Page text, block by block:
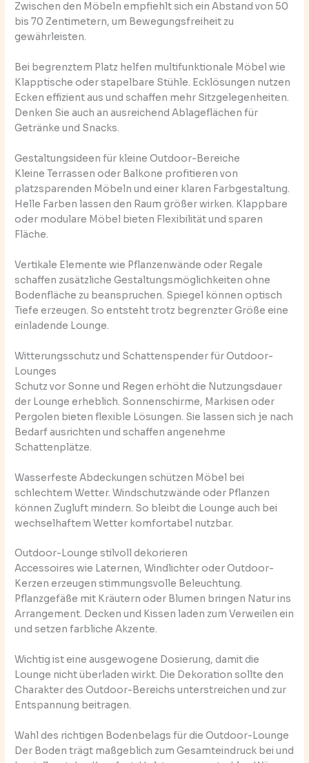
Zwischen den Möbeln empfiehlt sich ein Abstand von 50
bis 70 Zentimetern, um Bewegungsfreiheit zu
gewährleisten.
Bei begrenztem Platz helfen multifunktionale Möbel wie
Klapptische oder stapelbare Stühle. Ecklösungen nutzen
Ecken effizient aus und schaffen mehr Sitzgelegenheiten.
Denken Sie auch an ausreichend Ablageflächen für
Getränke und Snacks.
Gestaltungsideen für kleine Outdoor-Bereiche
Kleine Terrassen oder Balkone profitieren von
platzsparenden Möbeln und einer klaren Farbgestaltung.
Helle Farben lassen den Raum größer wirken. Klappbare
oder modulare Möbel bieten Flexibilität und sparen
Fläche.
Vertikale Elemente wie Pflanzenwände oder Regale
schaffen zusätzliche Gestaltungsmöglichkeiten ohne
Bodenfläche zu beanspruchen. Spiegel können optisch
Tiefe erzeugen. So entsteht trotz begrenzter Größe eine
einladende Lounge.
Witterungsschutz und Schattenspender für Outdoor-
Lounges
Schutz vor Sonne und Regen erhöht die Nutzungsdauer
der Lounge erheblich. Sonnenschirme, Markisen oder
Pergolen bieten flexible Lösungen. Sie lassen sich je nach
Bedarf ausrichten und schaffen angenehme
Schattenplätze.
Wasserfeste Abdeckungen schützen Möbel bei
schlechtem Wetter. Windschutzwände oder Pflanzen
können Zugluft mindern. So bleibt die Lounge auch bei
wechselhaftem Wetter komfortabel nutzbar.
Outdoor-Lounge stilvoll dekorieren
Accessoires wie Laternen, Windlichter oder Outdoor-
Kerzen erzeugen stimmungsvolle Beleuchtung.
Pflanzgefäße mit Kräutern oder Blumen bringen Natur ins
Arrangement. Decken und Kissen laden zum Verweilen ein
und setzen farbliche Akzente.
Wichtig ist eine ausgewogene Dosierung, damit die
Lounge nicht überladen wirkt. Die Dekoration sollte den
Charakter des Outdoor-Bereichs unterstreichen und zur
Entspannung beitragen.
Wahl des richtigen Bodenbelags für die Outdoor-Lounge
Der Boden trägt maßgeblich zum Gesamteindruck bei und